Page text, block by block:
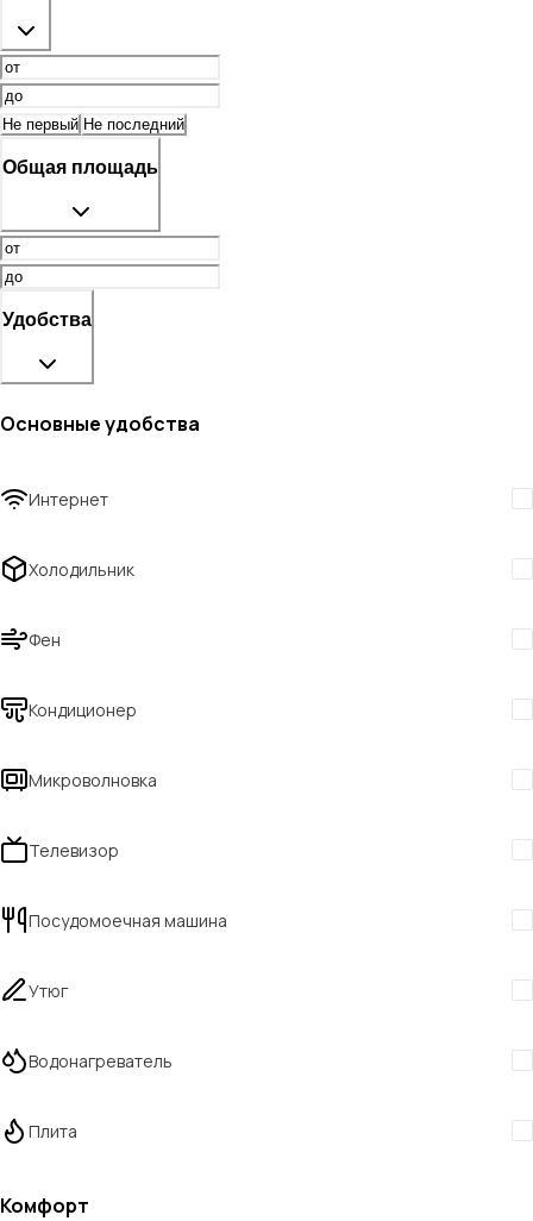
Не первый Не последний
Общая площадь
Удобства
Основные удобства
Интернет
Холодильник
Фен
Кондиционер
Микроволновка
Телевизор
Посудомоечная машина
Утюг
Водонагреватель
Плита
Комфорт